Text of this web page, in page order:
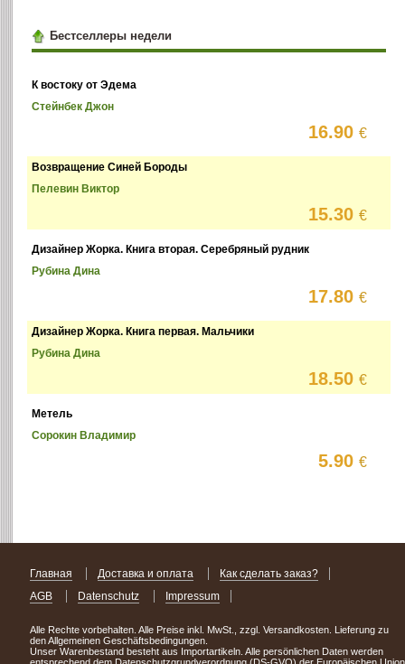
Бестселлеры недели
К востоку от Эдема
Стейнбек Джон
16.90€
Возвращение Синей Бороды
Пелевин Виктор
15.30€
Дизайнер Жорка. Книга вторая. Серебряный рудник
Рубина Дина
17.80€
Дизайнер Жорка. Книга первая. Мальчики
Рубина Дина
18.50€
Метель
Сорокин Владимир
5.90€
Главная Доставка и оплата
Как сделать заказ?
AGB
Datenschutz Impressum
Alle Rechte vorbehalten. Alle Preise inkl. MwSt., zzgl. Versandkosten. Lieferung zu
den Allgemeinen Geschäftsbedingungen.
Unser Warenbestand besteht aus Importartikeln. Alle persönlichen Daten werden
entsprechend dem Datenschutzgrundverordnung (DS-GVO) der Europäischen Union